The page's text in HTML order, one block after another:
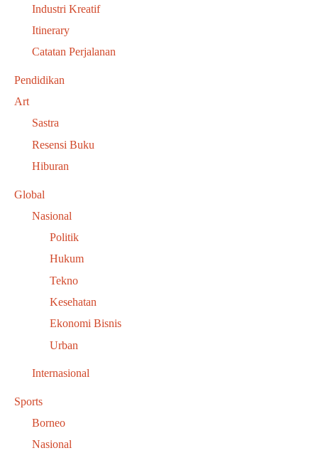
Industri Kreatif
Itinerary
Catatan Perjalanan
Pendidikan
Art
Sastra
Resensi Buku
Hiburan
Global
Nasional
Politik
Hukum
Tekno
Kesehatan
Ekonomi Bisnis
Urban
Internasional
Sports
Borneo
Nasional